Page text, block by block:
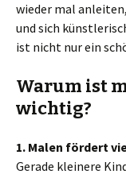
wieder mal
und sich
ist nicht nur ein
Warum ist
wichtig?
1. Malen fördert
Gerade kleinere